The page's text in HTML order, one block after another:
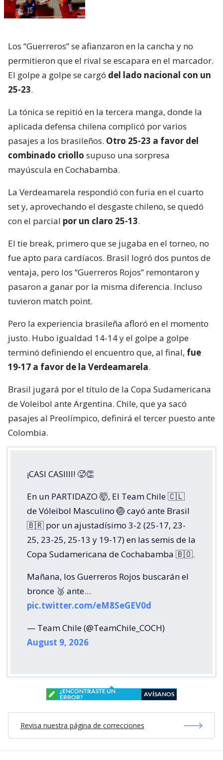
Los “Guerreros” se afianzaron en la cancha y no
permitieron que el rival se escapara en el marcador.
El golpe a golpe se cargó del lado nacional con un
25-23.
La tónica se repitió en la tercera manga, donde la
aplicada defensa chilena complicó por varios
pasajes a los brasileños. Otro 25-23 a favor del
combinado criollo supuso una sorpresa
mayúscula en Cochabamba.
La Verdeamarela respondió con furia en el cuarto
set y, aprovechando el desgaste chileno, se quedó
con el parcial por un claro 25-13.
El tie break, primero que se jugaba en el torneo, no
fue apto para cardíacos. Brasil logró dos puntos de
ventaja, pero los “Guerreros Rojos” remontaron y
pasaron a ganar por la misma diferencia. Incluso
tuvieron match point.
Pero la experiencia brasileña afloró en el momento
justo. Hubo igualdad 14-14 y el golpe a golpe
terminó definiendo el encuentro que, al final, fue
19-17 a favor de la Verdeamarela.
Brasil jugará por el título de la Copa Sudamericana
de Voleibol ante Argentina. Chile, que ya sacó
pasajes al Preolímpico, definirá el tercer puesto ante
Colombia.
¡CASI CASIIII! 🥵👏
En un PARTIDAZO 🤯, El Team Chile 🇨🇱
de Vóleibol Masculino 🏐 cayó ante Brasil
🇧🇷 por un ajustadísimo 3-2 (25-17, 23-
25, 23-25, 25-13 y 19-17) en las semis de la
Copa Sudamericana de Cochabamba 🇧🇴.
Mañana, los Guerreros Rojos buscarán el
bronce 🥉 ante…
pic.twitter.com/eM8SeGEV0d
— Team Chile (@TeamChile_COCH)
August 9, 2026
¿ENCONTRASTE UN
ERROR?
AVÍSANOS
Revisa nuestra página de correcciones